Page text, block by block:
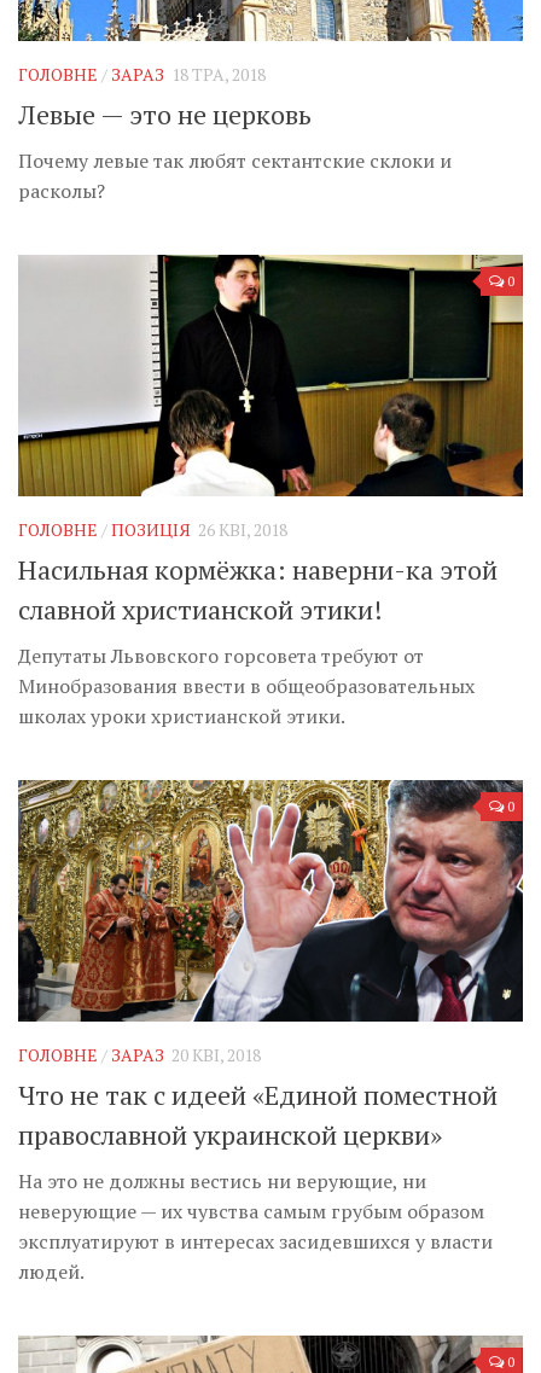
ГОЛОВНЕ / ЗАРАЗ 18 ТРА, 2018
Левые — это не церковь
Почему левые так любят сектантские склоки и
расколы?
0
ГОЛОВНЕ /ПОЗИЦІЯ 26 КВІ, 2018
Насильная кормёжка: наверни-ка этой
славной христианской этики!
Депутаты Львовского горсовета требуют от
Минобразования ввести в общеобразовательных
школах уроки христианской этики.
0
ГОЛОВНЕ / ЗАРАЗ 20 КВІ, 2018
Что не так с идеей «Единой поместной
православной украинской церкви»
На это не должны вестись ни верующие, ни
неверующие — их чувства самым грубым образом
эксплуатируют в интересах засидевшихся у власти
людей.
0